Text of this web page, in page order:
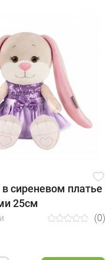
сиреневом платье
25см
(0)